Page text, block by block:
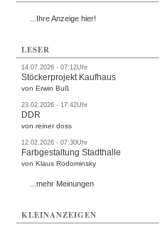
...Ihre Anzeige hier!
LESER
14.07.2026 - 07:12Uhr
Stöckerprojekt Kaufhaus
von Erwin Buß
23.02.2026 - 17:42Uhr
DDR
von reiner doss
12.02.2026 - 07:30Uhr
Farbgestaltung Stadthalle
von Klaus Rodominsky
...mehr Meinungen
KLEINANZEIGEN